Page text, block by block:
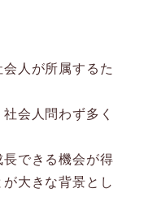
人が所属するた
会人問わず多く
できる機会が得
大きな背景とし